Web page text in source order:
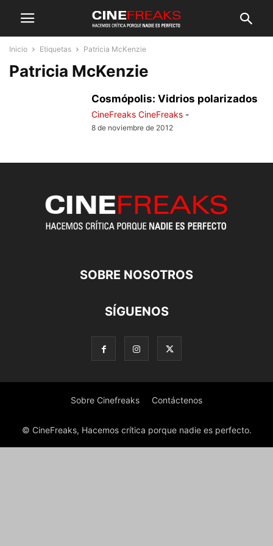
Inicio Etiquetas Patricia McKenzie
Patricia McKenzie
Cosmópolis: Vidrios polarizados
CineFreaks CineFreaks -
8 de noviembre de 2012
SOBRE NOSOTROS
SÍGUENOS
Sobre Cinefreaks Contáctenos
© CineFreaks, Hacemos crítica porque nadie es perfecto.